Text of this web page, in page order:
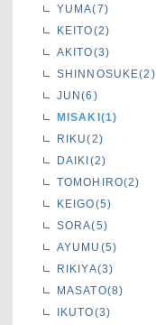
YUMA(7)
KEITO(2)
AKITO(3)
SHINNOSUKE(2)
JUN(6)
MISAKI(1)
RIKU(2)
DAIKI(2)
TOMOHIRO(2)
KEIGO(5)
SORA(5)
AYUMU(5)
RIKIYA(3)
MASATO(8)
IKUTO(3)